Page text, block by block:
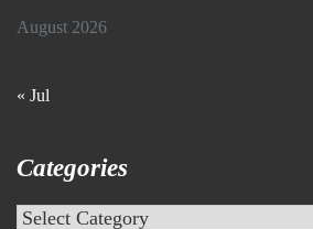
August 2026
« Jul
Categories
Categories